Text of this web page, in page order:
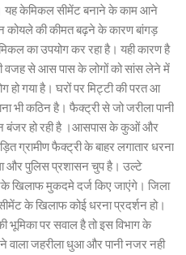
यह केमिकल सीमेंट बनाने के काम आने
कोयले की कीमत बढ़ने के कारण बांगड़
का उपयोग कर रहा है। यही कारण है
से आस पास के लोगों को सांस लेने में
हो गया है। घरों पर मिट्टी की परत आ
भी कठिन है। फैक्ट्री से जो जरीला पानी
बंजर हो रही है ।आसपास के कुओं और
ग्रामीण फैक्ट्री के बाहर लगातार धरना
और पुलिस प्रशासन चुप है। उल्टे
खिलाफ मुकदमे दर्ज किए जाएंगे। जिला
के खिलाफ कोई धरना प्रदर्शन हो।
भूमिका पर सवाल है तो इस विभाग के
जहरीला धुआ और पानी नजर नही